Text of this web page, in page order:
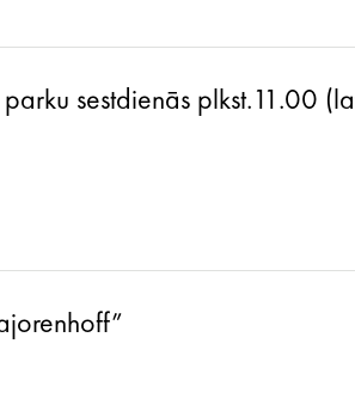
sestdienās plkst.11.00